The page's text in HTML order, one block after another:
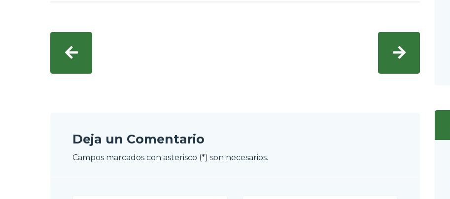
Deja un Comentario
Campos marcados con asterisco (*) son necesarios.